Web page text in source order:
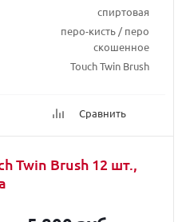
спиртовая
перо-кисть / перо
скошенное
Touch Twin Brush
Сравнить
Twin Brush 12 шт.,